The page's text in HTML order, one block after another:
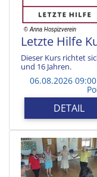
Letzte Hilfe
Dieser Kurs richtet
und 16 Jahren.
06.08.2026
DETAIL